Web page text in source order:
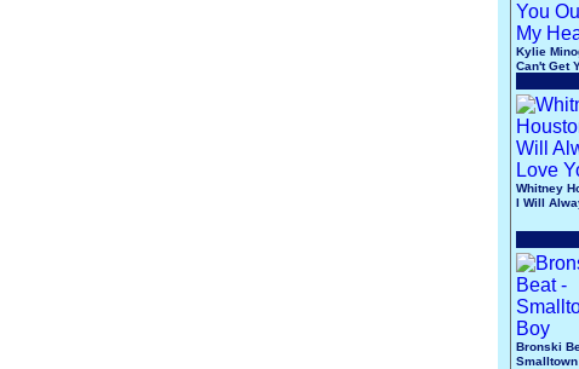
Kylie
Can't Get
Whitney
I Will
Bronski